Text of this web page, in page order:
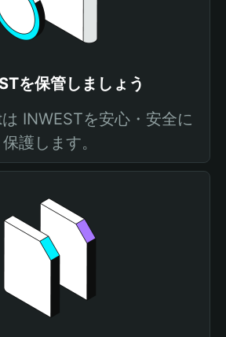
を保管しましょう
INWESTを安心・安全に
保護します。